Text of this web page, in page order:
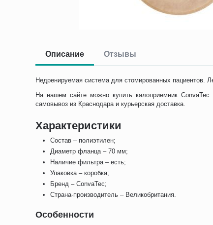
Описание Отзывы
Недренируемая система для стомированных пациентов.
На нашем сайте можно купить калоприемник
самовывоз из Краснодара и курьерская доставка.
Характеристики
Состав – полиэтилен;
Диаметр фланца – 70 мм;
Наличие фильтра – есть;
Упаковка – коробка;
Бренд – ConvaTec;
Страна-производитель – Великобритания.
Особенности